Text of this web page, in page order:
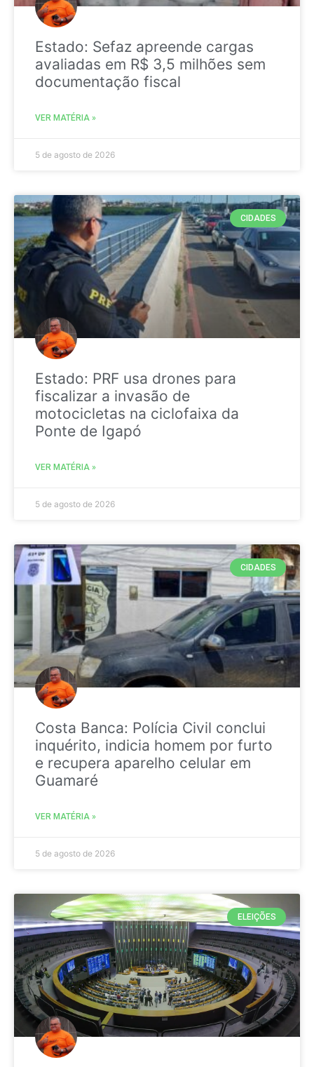
Estado: Sefaz apreende cargas
avaliadas em R$ 3,5 milhões sem
documentação fiscal
VER MATÉRIA »
5 de agosto de 2026
CIDADES
Estado: PRF usa drones para
fiscalizar a invasão de
motocicletas na ciclofaixa da
Ponte de Igapó
VER MATÉRIA »
5 de agosto de 2026
CIDADES
Costa Banca: Polícia Civil conclui
inquérito, indicia homem por furto
e recupera aparelho celular em
Guamaré
VER MATÉRIA »
5 de agosto de 2026
ELEIÇÕES